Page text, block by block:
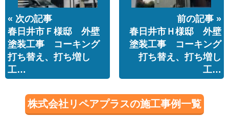
« 次の記事
春日井市Ｆ様邸 外壁
塗装工事 コーキング
打ち替え、打ち増し
工…
前の記事 »
春日井市Ｈ様邸 外壁
塗装工事 コーキング
打ち替え、打ち増し
工…
株式会社リペアプラスの施工事例一覧